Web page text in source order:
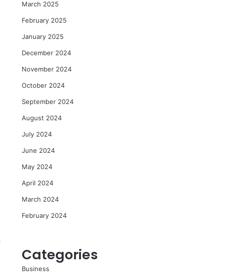
March 2025
February 2025
January 2025
December 2024
November 2024
October 2024
September 2024
August 2024
July 2024
June 2024
May 2024
April 2024
March 2024
February 2024
Categories
Business